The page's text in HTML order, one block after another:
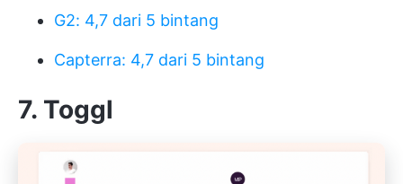
G2: 4,7 dari 5 bintang
Capterra: 4,7 dari 5 bintang
7. Toggl